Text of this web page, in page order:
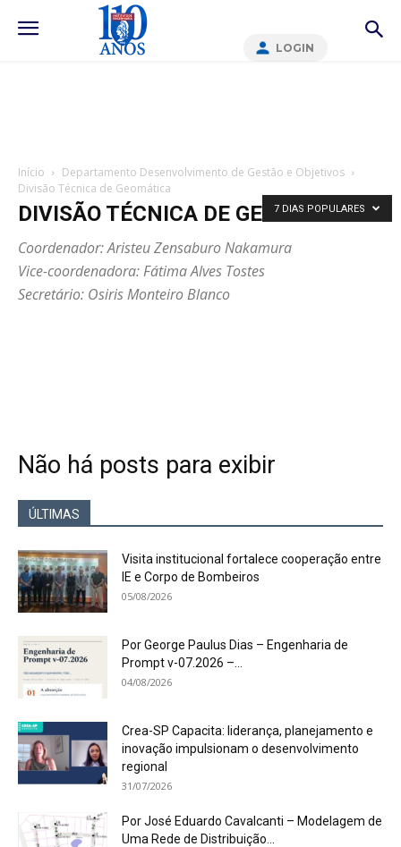
LOGIN
Início
Departamento Desenvolvimento de Gestão e Objetivos
Divisão Técnica de Geomática
DIVISÃO TÉCNICA DE GEOMÁTICA
Coordenador: Aristeu Zensaburo Nakamura
Vice-coordenadora: Fátima Alves Tostes
Secretário: Osiris Monteiro Blanco
7 DIAS POPULARES
Não há posts para exibir
ÚLTIMAS
Visita institucional fortalece cooperação entre
IE e Corpo de Bombeiros
05/08/2026
Por George Paulus Dias – Engenharia de
Prompt v-07.2026 –...
04/08/2026
Crea-SP Capacita: liderança, planejamento e
inovação impulsionam o desenvolvimento
regional
31/07/2026
Por José Eduardo Cavalcanti – Modelagem de
Uma Rede de Distribuição...